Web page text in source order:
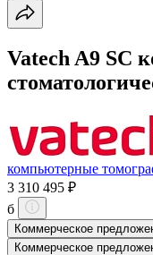
Vatech A9 SC
компьютерные
3 310 495 ₽
б
Коммерческое
Коммерческое